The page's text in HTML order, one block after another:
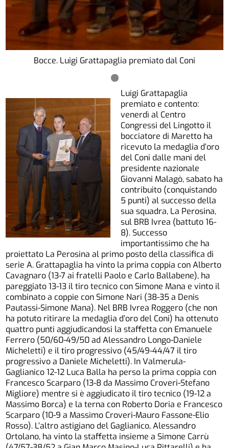
Bocce. Luigi Grattapaglia premiato dal Coni
Luigi Grattapaglia
premiato e contento:
venerdì al Centro
Congressi del Lingotto il
bocciatore di Maretto ha
ricevuto la medaglia d’oro
del Coni dalle mani del
presidente nazionale
Giovanni Malagò, sabato ha
contribuito (conquistando
5 punti) al successo della
sua squadra, La Perosina,
sul BRB Ivrea (battuto 16-
8). Successo
importantissimo che ha
proiettato La Perosina al primo posto della classifica di
serie A. Grattapaglia ha vinto la prima coppia con Alberto
Cavagnaro (13-7 ai fratelli Paolo e Carlo Ballabene), ha
pareggiato 13-13 il tiro tecnico con Simone Mana e vinto il
combinato a coppie con Simone Nari (38-35 a Denis
Pautassi-Simone Mana). Nel BRB Ivrea Roggero (che non
ha potuto ritirare la medaglia d’oro del Coni) ha ottenuto
quattro punti aggiudicandosi la staffetta con Emanuele
Ferrero (50/60-49/50 ad Alessandro Longo-Daniele
Micheletti) e il tiro progressivo (45/49-44/47 il tiro
progressivo a Daniele Micheletti). In Valmerula-
Gaglianico 12-12 Luca Balla ha perso la prima coppia con
Francesco Scarparo (13-8 da Massimo Croveri-Stefano
Migliore) mentre si è aggiudicato il tiro tecnico (19-12 a
Massimo Borca) e la terna con Roberto Doria e Francesco
Scarparo (10-9 a Massimo Croveri-Mauro Fassone-Elio
Rosso). L’altro astigiano del Gaglianico, Alessandro
Ortolano, ha vinto la staffetta insieme a Simone Carrù